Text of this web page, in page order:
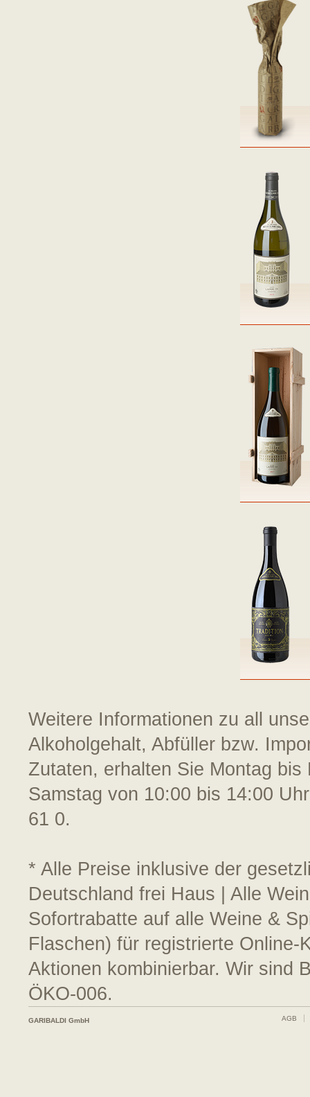
Weitere Informationen zu all
Alkoholgehalt, Abfüller bzw.
Zutaten, erhalten Sie Montag
Samstag von 10:00 bis 14:00
61 0.
* Alle Preise inklusive der
Deutschland frei Haus | Alle
Sofortrabatte auf alle Weine &
Flaschen) für registrierte
Aktionen kombinierbar. Wir sind
ÖKO-006.
GARIBALDI GmbH AGB